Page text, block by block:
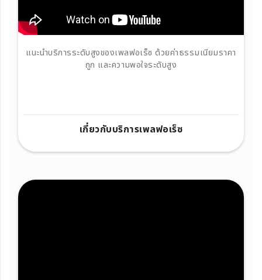
แนะนำบริการระดับสูงของเพลฟอเร็ซ ด้วยค่าธรรมเนียมราคา
ถูก และความพอใจระดับสูง
เกี่ยวกับบริการเพลฟอเร็ซ